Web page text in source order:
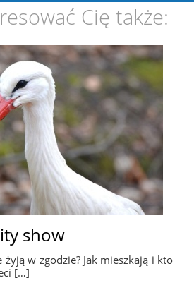
Cię także:
show
żyją w zgodzie? Jak mieszkają i kto
[…]